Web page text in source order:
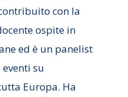
con la
ospite in
ed è un panelist
su
Europa. Ha